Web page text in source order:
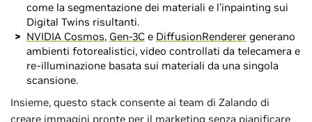
come la segmentazione dei materiali e l'inpainting sui
Digital Twins risultanti.
NVIDIA Cosmos, Gen-3Ce DiffusionRenderergenerano
ambienti fotorealistici, video controllati da telecamera e
re-illuminazione basata sui materiali da una singola
scansione.
Insieme, questo stack consente ai team di Zalando di
creare immagini pronte per il marketing senza pianificare